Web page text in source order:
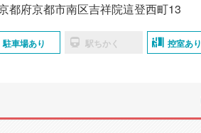
都府京都市南区吉祥院這登西町13
駐車場あり 駅ちかく 控室あり